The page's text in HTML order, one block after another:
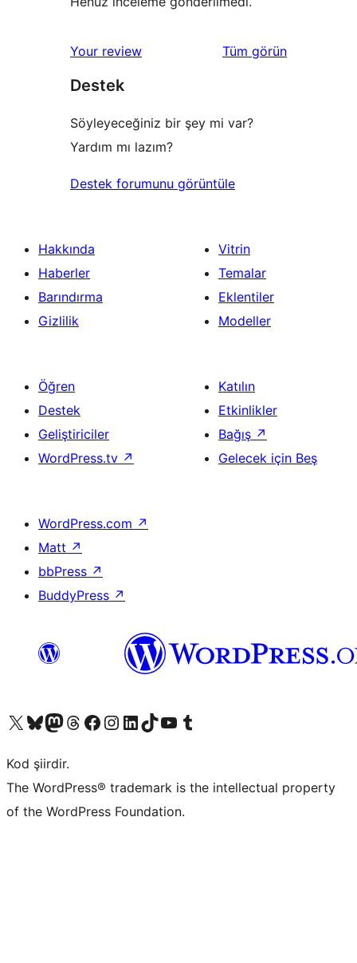
Your review Tüm değerlendirmeleri
görün
Destek
Söyleyeceğiniz bir şey mi var?
Yardım mı lazım?
Destek forumunu görüntüle
Hakkında
Haberler
Barındırma
Gizlilik
Vitrin
Temalar
Eklentiler
Modeller
Öğren
Destek
Geliştiriciler
WordPress.tv ↗
Katılın
Etkinlikler
Bağış ↗
Gelecek için Beş
WordPress.com ↗
Matt ↗
bbPress ↗
BuddyPress ↗
X (eski Twitter) hesabımıza bakın
Bluesky hesabımızı ziyaret edinMastodon hesabımızı ziyaret edinThreads hesabımızı ziyaret edinFacebook sayfamızı ziyaret edinInstagram hesabımızı ziyaret edinLinkedIn hesabımızı ziyaret edinTikTok hesabımızı ziyaret edinYouTube kanalımızı ziyaret edinTumblr hesabımızı ziyaret edin
Kod şiirdir.
The WordPress® trademark is the intellectual property
of the WordPress Foundation.